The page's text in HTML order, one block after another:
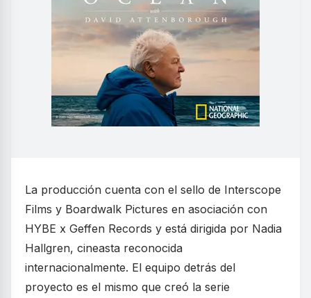
La producción cuenta con el sello de Interscope
Films y Boardwalk Pictures en asociación con
HYBE x Geffen Records y está dirigida por Nadia
Hallgren, cineasta reconocida
internacionalmente. El equipo detrás del
proyecto es el mismo que creó la serie